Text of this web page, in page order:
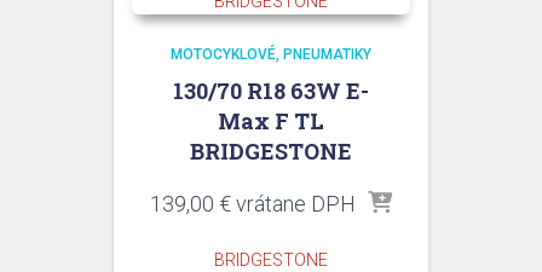
MOTOCYKLOVÉ PNEUMATIKY
130/70 R18 63W E-
Max F TL
BRIDGESTONE
139,00 €vrátane DPH
BRIDGESTONE